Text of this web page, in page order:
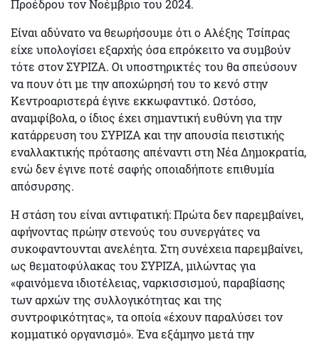
Προέδρου τον Νοέμβριο του 2024.
Είναι αδύνατο να θεωρήσουμε ότι ο Αλέξης Τσίπρας
είχε υπολογίσει εξαρχής όσα επρόκειτο να συμβούν
τότε στον ΣΥΡΙΖΑ. Οι υποστηρικτές του θα σπεύσουν
να πουν ότι με την αποχώρησή του το κενό στην
Κεντροαριστερά έγινε εκκωφαντικό. Ωστόσο,
αναμφίβολα, ο ίδιος έχει σημαντική ευθύνη για την
κατάρρευση του ΣΥΡΙΖΑ και την απουσία πειστικής
εναλλακτικής πρότασης απέναντι στη Νέα Δημοκρατία,
ενώ δεν έγινε ποτέ σαφής οποιαδήποτε επιθυμία
απόσυρσης.
Η στάση του είναι αντιφατική: Πρώτα δεν παρεμβαίνει,
αφήνοντας πρώην στενούς του συνεργάτες να
συκοφαντουνται ανελέητα. Στη συνέχεια παρεμβαίνει,
ως θεματοφύλακας του ΣΥΡΙΖΑ, μιλώντας για
«φαινόμενα ιδιοτέλειας, ναρκισσισμού, παραβίασης
των αρχών της συλλογικότητας και της
συντροφικότητας», τα οποία «έχουν παραλύσει τον
κομματικό οργανισμό». Ένα εξάμηνο μετά την